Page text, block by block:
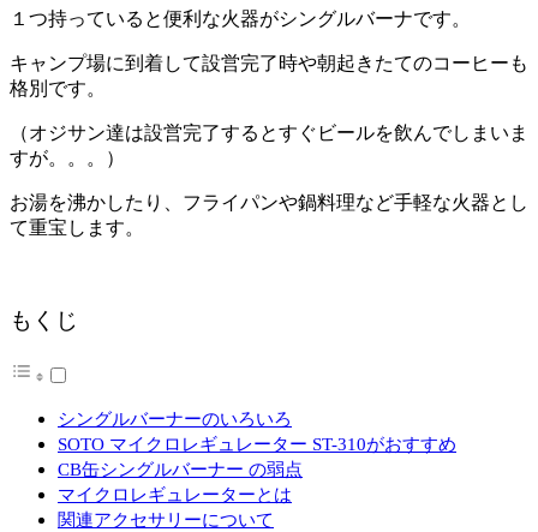
１つ持っていると便利な火器がシングルバーナです。
キャンプ場に到着して設営完了時や朝起きたてのコーヒーも
格別です。
（オジサン達は設営完了するとすぐビールを飲んでしまいま
すが。。。）
お湯を沸かしたり、フライパンや鍋料理など手軽な火器とし
て重宝します。
もくじ
シングルバーナーのいろいろ
SOTO マイクロレギュレーター ST-310がおすすめ
CB缶シングルバーナー の弱点
マイクロレギュレーターとは
関連アクセサリーについて